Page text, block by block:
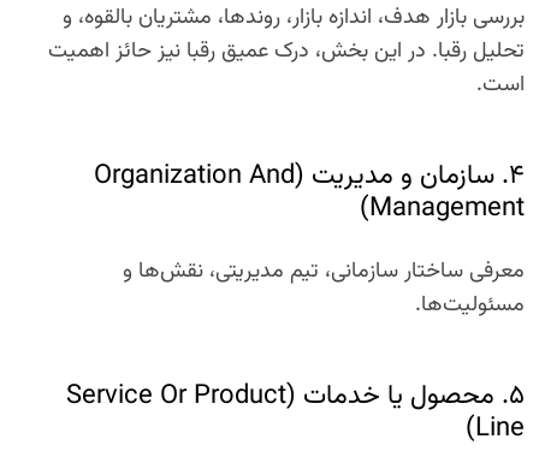
بررسی بازار هدف، اندازه بازار، روندها، مشتریان بالقوه، و
تحلیل رقبا. در این بخش، درک عمیق رقبا نیز حائز اهمیت
است.
۴. سازمان و مدیریت (Organization And
Management)
معرفی ساختار سازمانی، تیم مدیریتی، نقش‌ها و
مسئولیت‌ها.
۵. محصول یا خدمات (Service Or Product
Line)